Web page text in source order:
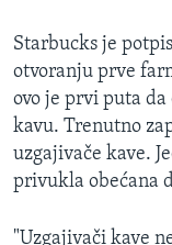
Starbucks je
otvoranju prve
ovo je prvi puta da
kavu. Trenutno
uzgajivače kave.
privukla obećana
"Uzgajivači kave